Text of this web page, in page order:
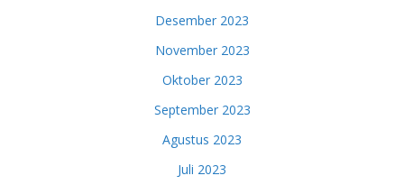
Desember 2023
November 2023
Oktober 2023
September 2023
Agustus 2023
Juli 2023